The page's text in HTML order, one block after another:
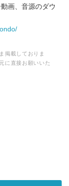
画、音源のダウ
掲載しておりま
に直接お願いいた